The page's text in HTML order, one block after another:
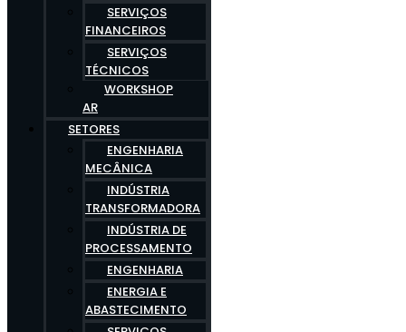
SERVIÇOS
FINANCEIROS
SERVIÇOS
TÉCNICOS
WORKSHOP
AR
SETORES
ENGENHARIA
MECÂNICA
INDÚSTRIA
TRANSFORMADORA
INDÚSTRIA DE
PROCESSAMENTO
ENGENHARIA
ENERGIA E
ABASTECIMENTO